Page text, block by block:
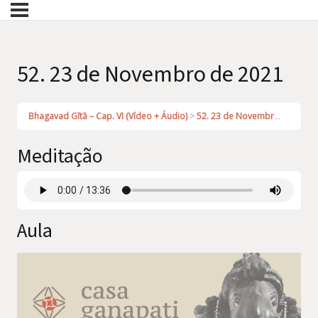
52. 23 de Novembro de 2021
Bhagavad Gītā – Cap. VI (Vídeo + Áudio) 52. 23 de Novembro de 2021
Meditação
Aula